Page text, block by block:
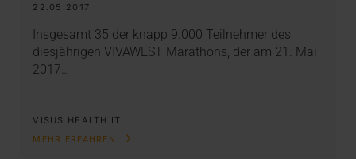
22.05.2017
Insgesamt 35 der knapp 9.000 Teilnehmer des
diesjährigen VIVAWEST Marathons, der am 21. Mai
2017…
VISUS HEALTH IT
MEHR ERFAHREN